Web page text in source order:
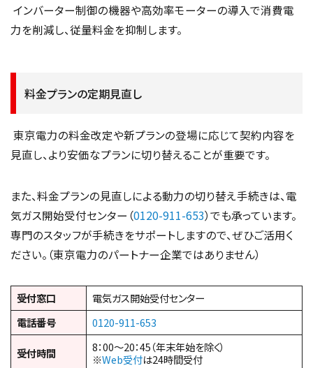
インバーター制御の機器や高効率モーターの導入で消費電
力を削減し、従量料金を抑制します。
料金プランの定期見直し
東京電力の料金改定や新プランの登場に応じて契約内容を
見直し、より安価なプランに切り替えることが重要です。
また、料金プランの見直しによる動力の切り替え手続きは、電
気ガス開始受付センター（0120-911-653）でも承っています。
専門のスタッフが手続きをサポートしますので、ぜひご活用く
ださい。（東京電力のパートナー企業ではありません）
受付窓口
電気ガス開始受付センター
電話番号
0120-911-653
受付時間
8：00～20：45（年末年始を除く）
※Web受付は24時間受付